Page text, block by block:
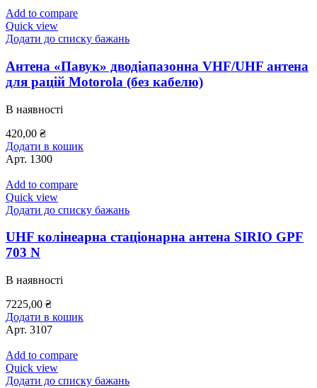
Add to compare
Quick view
Додати до списку бажань
Антена «Павук» дводіапазонна VHF/UHF антена
для рацій Motorola (без кабелю)
В наявності
420,00 ₴
Додати в кошик
Арт. 1300
Add to compare
Quick view
Додати до списку бажань
UHF колінеарна стаціонарна антена SIRIO GPF
703 N
В наявності
7225,00 ₴
Додати в кошик
Арт. 3107
Add to compare
Quick view
Додати до списку бажань